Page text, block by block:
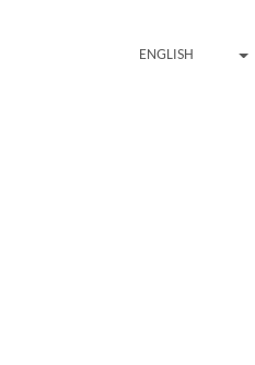
ENGLISH